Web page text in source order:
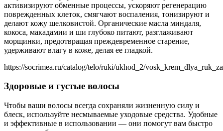
активизируют обменные процессы, ускоряют регенерацию
поврежденных клеток, смягчают воспаления, тонизируют и
делают кожу шелковистой. Органические масла миндаля,
кокоса, макадамии и ши глубоко питают, разглаживают
морщинки, предотвращая преждевременное старение,
удерживают влагу в коже, делая ее гладкой.
https://socrimea.ru/catalog/telo/ruki/ukhod_2/
Здоровые и густые волосы
Чтобы ваши волосы всегда сохраняли жизненную силу и
блеск, используйте несмываемые уходовые средства. Удобные
и эффективные в использовании — они помогут вам быстро